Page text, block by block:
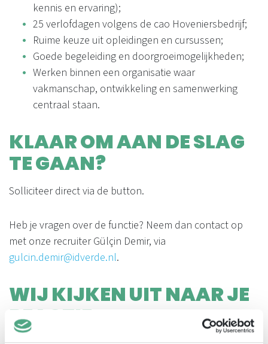
kennis en ervaring);
25 verlofdagen volgens de cao Hoveniersbedrijf;
Ruime keuze uit opleidingen en cursussen;
Goede begeleiding en doorgroeimogelijkheden;
Werken binnen een organisatie waar
vakmanschap, ontwikkeling en samenwerking
centraal staan.
KLAAR OM AAN DE SLAG
TE GAAN?
Solliciteer direct via de button.
Heb je vragen over de functie? Neem dan contact op
met onze recruiter Gülçin Demir, via
gulcin.demir@idverde.nl.
WIJ KIJKEN UIT NAAR JE
REACTIE.